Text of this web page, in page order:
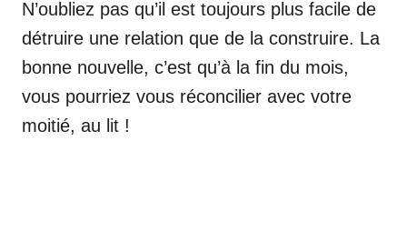
N’oubliez pas qu’il est toujours plus facile de
détruire une relation que de la construire. La
bonne nouvelle, c’est qu’à la fin du mois,
vous pourriez vous réconcilier avec votre
moitié, au lit !